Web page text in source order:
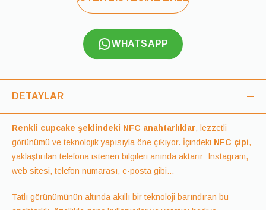
WHATSAPP
DETAYLAR
Renkli cupcake şeklindeki NFC anahtarlıklar, lezzetli
görünümü ve teknolojik yapısıyla öne çıkıyor. İçindeki NFC çipi,
yaklaştırılan telefona istenen bilgileri anında aktarır: Instagram,
web sitesi, telefon numarası, e-posta gibi…
Tatlı görünümünün altında akıllı bir teknoloji barındıran bu